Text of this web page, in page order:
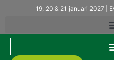
19, 20 & 21 januari 2027 |